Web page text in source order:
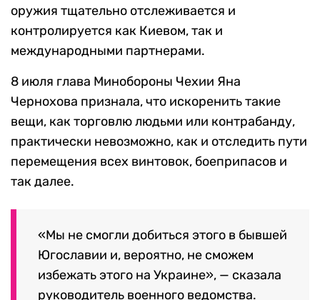
оружия тщательно отслеживается и
контролируется как Киевом, так и
международными партнерами.
8 июля глава Минобороны Чехии Яна
Чернохова признала, что искоренить такие
вещи, как торговлю людьми или контрабанду,
практически невозможно, как и отследить пути
перемещения всех винтовок, боеприпасов и
так далее.
«Мы не смогли добиться этого в бывшей
Югославии и, вероятно, не сможем
избежать этого на Украине», — сказала
руководитель военного ведомства.